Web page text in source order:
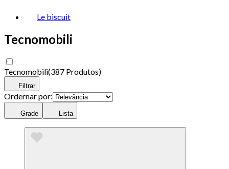
Le biscuit
Tecnomobili
Tecnomobili(387 Produtos)
Filtrar
Ordernar por:
Grade Lista